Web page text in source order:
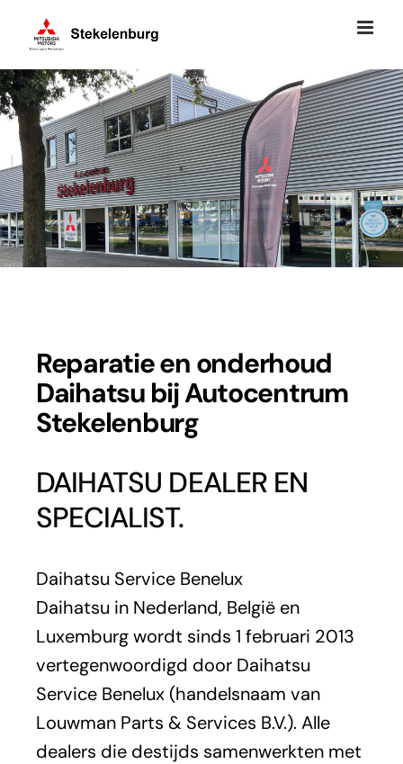
naar
inhoud
Reparatie en onderhoud
Daihatsu bij Autocentrum
Stekelenburg
DAIHATSU DEALER EN
SPECIALIST.
Daihatsu Service Benelux
Daihatsu in Nederland, België en
Luxemburg wordt sinds 1 februari 2013
vertegenwoordigd door Daihatsu
Service Benelux (handelsnaam van
Louwman Parts & Services B.V.). Alle
dealers die destijds samenwerkten met